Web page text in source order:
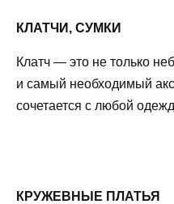
КЛАТЧИ, СУМКИ
Клатч — это не только
и самый необходимый
сочетается с любой
КРУЖЕВНЫЕ ПЛАТЬЯ